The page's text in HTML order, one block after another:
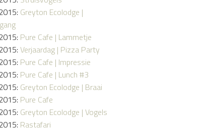
Greyton Ecolodge |
Pure Cafe | Lammetje
Verjaardag | Pizza Party
Pure Cafe | Impressie
Pure Cafe | Lunch #3
Greyton Ecolodge | Braai
Pure Cafe
Greyton Ecolodge | Vogels
Rastafari